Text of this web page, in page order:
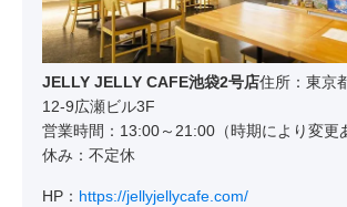
JELLY JELLY CAFE池袋2号店住所：東京
12-9広瀬ビル3F
営業時間：13:00～21:00（時期により変更
休み：不定休
HP： https://jellyjellycafe.com/